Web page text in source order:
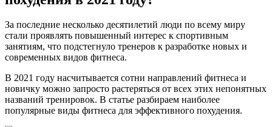
За последние несколько десятилетий люди по всему миру
стали проявлять повышенный интерес к спортивным
занятиям, что подстегнуло тренеров к разработке новых и
современных видов фитнеса.
В 2021 году насчитывается сотни направлений фитнеса и
новичку можно запросто растеряться от всех этих непонятных
названий тренировок. В статье разбираем наиболее
популярные виды фитнеса для эффективного похудения.